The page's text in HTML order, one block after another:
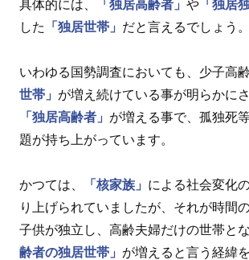
具体的には、 「独居高齢者」 や 「独居
した
「独居世帯」 だと言えるでしょう。
いわゆる国勢調査においても、少子高
世帯」 が増え続けている事が明らかに
「独居高齢者」 が増える事で、孤独死
題が持ち上がっています。
かつては、 「核家族」 による社会変化
り上げられていましたが、それが時間
子供が独立し、高齢夫婦だけの世帯と
齢者の独居世帯」 が増えると言う経緯